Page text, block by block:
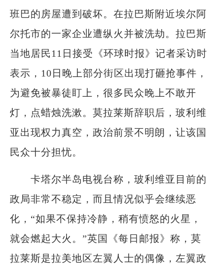
班巴的房屋遭到破坏。在拉巴斯附近埃尔阿
尔托市的一家企业遭纵火并被洗劫。拉巴斯
当地居民11日接受《环球时报》记者采访时
表示，10日晚上部分街区出现打砸抢事件，
为避免被暴徒盯上，很多民众晚上不敢开
灯，点蜡烛洗漱。莫拉莱斯辞职后，玻利维
亚出现权力真空，政治前景不明朗，让该国
民众十分担忧。
卡塔尔半岛电视台称，玻利维亚目前的
政局非常不稳定，而且情况似乎会继续恶
化，“如果不保持冷静，稍有愤怒的火星，
就会燃起大火。”英国《每日邮报》称，莫
拉莱斯是拉美地区左翼人士的偶像，左翼政